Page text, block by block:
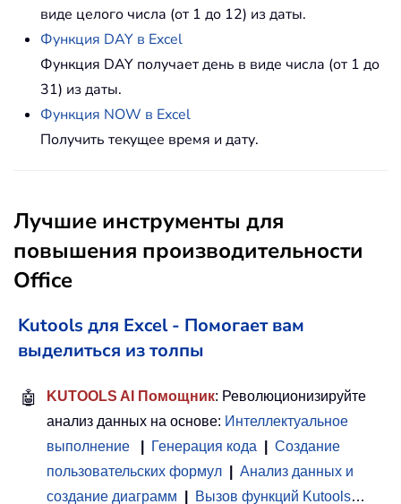
виде целого числа (от 1 до 12) из даты.
Функция DAY в Excel
Функция DAY получает день в виде числа (от 1 до
31) из даты.
Функция NOW в Excel
Получить текущее время и дату.
Лучшие инструменты для
повышения производительности
Office
Kutools для Excel - Помогает вам
выделиться из толпы
🤖 KUTOOLS AI Помощник: Революционизируйте
анализ данных на основе: Интеллектуальное
выполнение
Генерация кода
Создание
пользовательских формул
Анализ данных и
создание диаграмм
Вызов функций Kutools…